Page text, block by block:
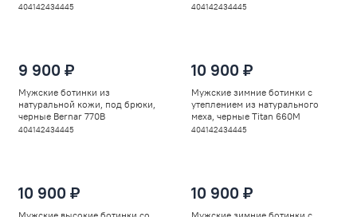
404142434445 404142434445
9 900 ₽
Мужские ботинки из
натуральной кожи, под брюки,
черные Bernar 770B
404142434445
10 900 ₽
Мужские зимние ботинки с
утеплением из натурального
меха, черные Titan 660M
404142434445
10 900 ₽ 10 900 ₽